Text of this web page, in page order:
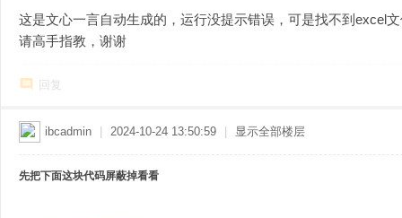
这是文心一言自动生成的，运行没提示错误，可是找不到excel
请高手指教，谢谢
回复
ibcadmin 2024-10-24 13:50:59 显示全部楼层
先把下面这块代码屏蔽掉看看